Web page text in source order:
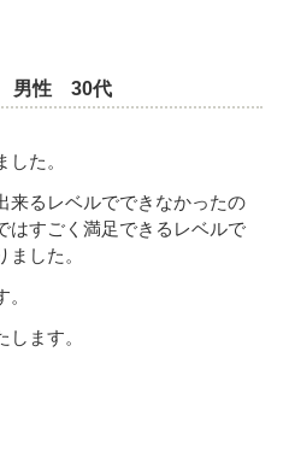
男性 30代
た。
来るレベルでできなかったの
はすごく満足できるレベルで
した。
ます。